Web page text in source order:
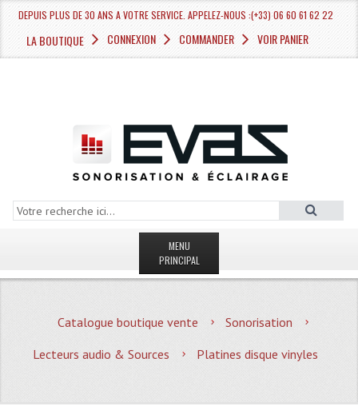
DEPUIS PLUS DE 30 ANS A VOTRE SERVICE. APPELEZ-NOUS :(+33) 06 60 61 62 22
LA BOUTIQUE CONNEXION COMMANDER VOIR PANIER
MENU
PRINCIPAL
MAGASIN
Quoi De Neuf?
Catalogue boutique vente
Sonorisation
Lecteurs audio & Sources
Platines disque vinyles